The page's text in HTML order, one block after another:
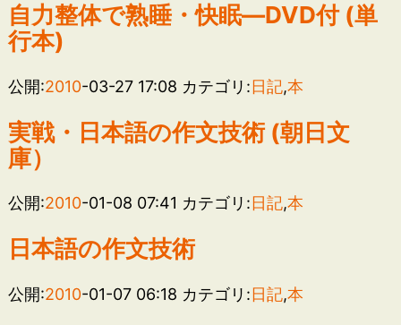
自力整体で熟睡・快眠―DVD付 (単
行本)
公開:2010-03-27 17:08 カテゴリ:日記,本
実戦・日本語の作文技術 (朝日文
庫）
公開:2010-01-08 07:41 カテゴリ:日記,本
日本語の作文技術
公開:2010-01-07 06:18 カテゴリ:日記,本